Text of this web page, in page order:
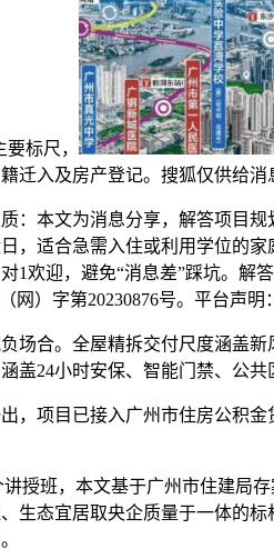
标尺，
迁入及房产登记。搜狐仅供给消
本文为消息分享，解答项目规
，适合急需入住或利用学位的
1欢迎，避免“消息差”踩坑。
）字第20230876号。平台声
合。全屋精拆交付尺度涵盖新
24小时安保、智能门禁、公共
项目已接入广州市住房公积金
班，本文基于广州市住建局
生态宜居取央企质量于一体的